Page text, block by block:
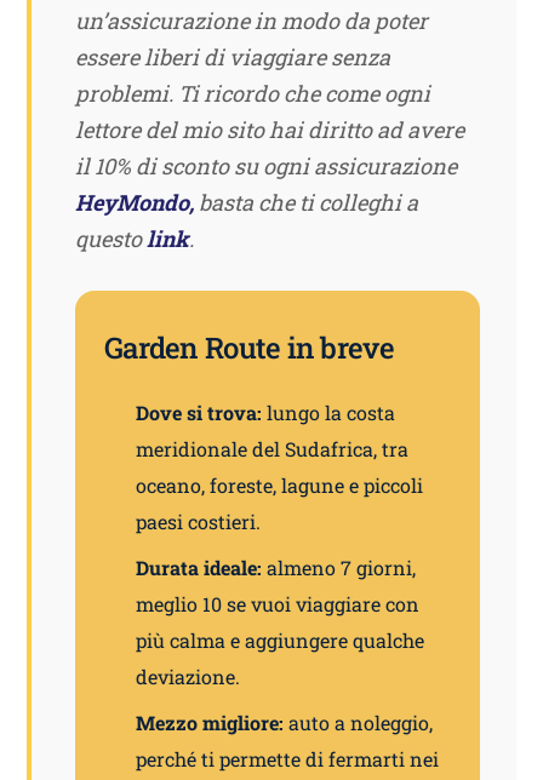
un’assicurazione in modo da poter
essere liberi di viaggiare senza
problemi. Ti ricordo che come ogni
lettore del mio sito hai diritto ad avere
il 10% di sconto su ogni assicurazione
HeyMondo, basta che ti colleghi a
questolink.
Garden Route in breve
Dove si trova: lungo la costa
meridionale del Sudafrica, tra
oceano, foreste, lagune e piccoli
paesi costieri.
Durata ideale: almeno 7 giorni,
meglio 10 se vuoi viaggiare con
più calma e aggiungere qualche
deviazione.
Mezzo migliore: auto a noleggio,
perché ti permette di fermarti nei